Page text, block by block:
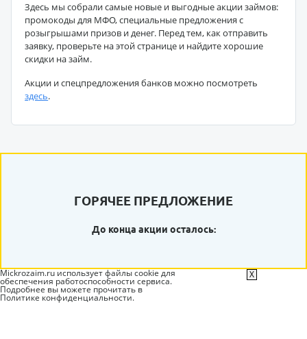
Здесь мы собрали самые новые и выгодные акции займов:
промокоды для МФО, специальные предложения с
розыгрышами призов и денег. Перед тем, как отправить
заявку, проверьте на этой странице и найдите хорошие
скидки на займ.
Акции и спецпредложения банков можно посмотреть
здесь.
ГОРЯЧЕЕ ПРЕДЛОЖЕНИЕ
До конца акции осталось:
Mickrozaim.ru использует файлы cookie для
обеспечения работоспособности сервиса.
Подробнее вы можете прочитать в
Политике конфиденциальности.
X